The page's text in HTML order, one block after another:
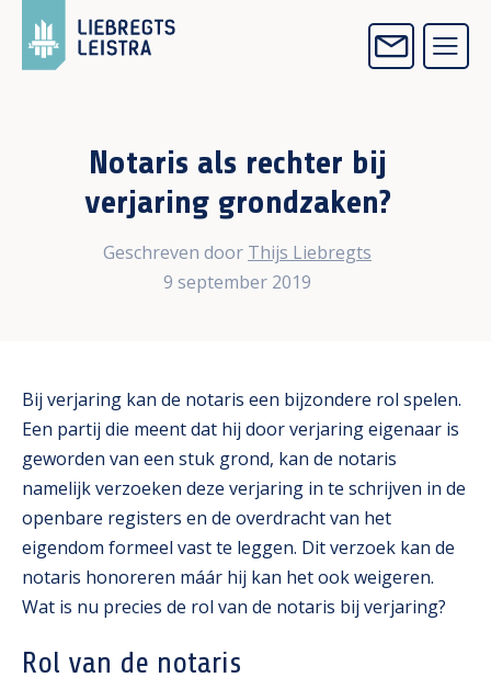
Notaris als rechter bij
verjaring grondzaken?
Geschreven door Thijs Liebregts
9 september 2019
Bij verjaring kan de notaris een bijzondere rol spelen.
Een partij die meent dat hij door verjaring eigenaar is
geworden van een stuk grond, kan de notaris
namelijk verzoeken deze verjaring in te schrijven in de
openbare registers en de overdracht van het
eigendom formeel vast te leggen. Dit verzoek kan de
notaris honoreren máár hij kan het ook weigeren.
Wat is nu precies de rol van de notaris bij verjaring?
Rol van de notaris